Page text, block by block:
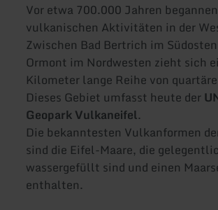
Vor etwa 700.000 Jahren
vulkanischen Aktivitäten in der
Zwischen Bad Bertrich im
Ormont im Nordwesten zieht sich
Kilometer lange Reihe von
Dieses Gebiet umfasst heute der
Geopark Vulkaneifel.
Die bekanntesten Vulkanformen
sind die Eifel-Maare, die
wassergefüllt sind und einen
enthalten.